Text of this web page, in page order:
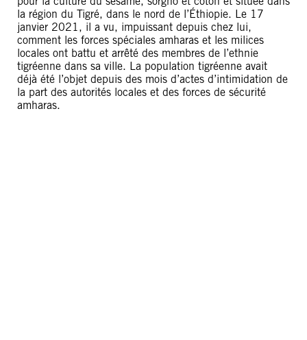
la région du Tigré, dans le nord de l’Éthiopie. Le 17
janvier 2021, il a vu, impuissant depuis chez lui,
comment les forces spéciales amharas et les milices
locales ont battu et arrêté des membres de l’ethnie
tigréenne dans sa ville. La population tigréenne avait
déjà été l’objet depuis des mois d’actes d’intimidation de
la part des autorités locales et des forces de sécurité
amharas.